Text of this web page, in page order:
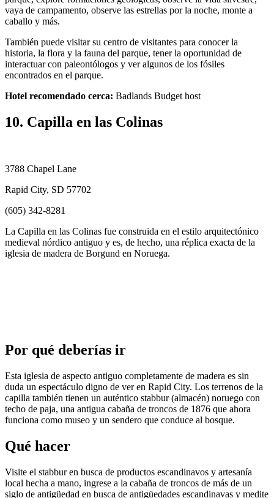
vaya de campamento, observe las estrellas por la noche, monte a
caballo y más.
También puede visitar su centro de visitantes para conocer la
historia, la flora y la fauna del parque, tener la oportunidad de
interactuar con paleontólogos y ver algunos de los fósiles
encontrados en el parque.
Hotel recomendado cerca: Badlands Budget host
10. Capilla en las Colinas
3788 Chapel Lane
Rapid City, SD 57702
(605) 342-8281
La Capilla en las Colinas fue construida en el estilo arquitectónico
medieval nórdico antiguo y es, de hecho, una réplica exacta de la
iglesia de madera de Borgund en Noruega.
Por qué deberías ir
Esta iglesia de aspecto antiguo completamente de madera es sin
duda un espectáculo digno de ver en Rapid City. Los terrenos de la
capilla también tienen un auténtico stabbur (almacén) noruego con
techo de paja, una antigua cabaña de troncos de 1876 que ahora
funciona como museo y un sendero que conduce al bosque.
Qué hacer
Visite el stabbur en busca de productos escandinavos y artesanía
local hecha a mano, ingrese a la cabaña de troncos de más de un
siglo de antigüedad en busca de antigüedades escandinavas y medite